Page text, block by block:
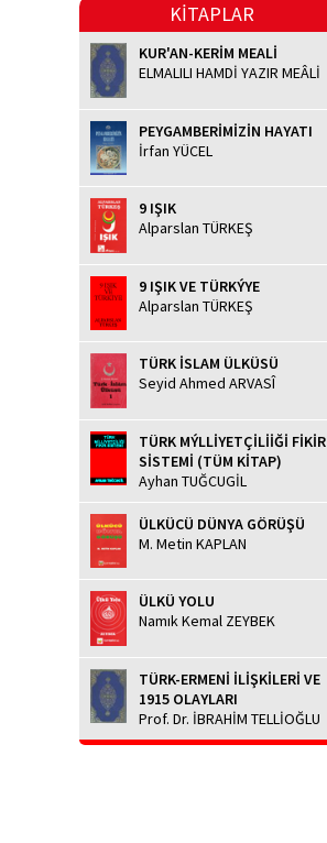
KİTAPLAR
KUR'AN-KERİM MEALİ
ELMALILI HAMDİ YAZIR MEÂLİ
PEYGAMBERİMİZİN HAYATI
İrfan YÜCEL
9 IŞIK
Alparslan TÜRKEŞ
9 IŞIK VE TÜRKÝYE
Alparslan TÜRKEŞ
TÜRK İSLAM ÜLKÜSÜ
Seyid Ahmed ARVASÎ
TÜRK MÝLLİYETÇİLİİĞİ FİKİR
SİSTEMİ (TÜM KİTAP)
Ayhan TUĞCUGİL
ÜLKÜCÜ DÜNYA GÖRÜŞÜ
M. Metin KAPLAN
ÜLKÜ YOLU
Namık Kemal ZEYBEK
TÜRK-ERMENİ İLİŞKİLERİ VE
1915 OLAYLARI
Prof. Dr. İBRAHİM TELLİOĞLU